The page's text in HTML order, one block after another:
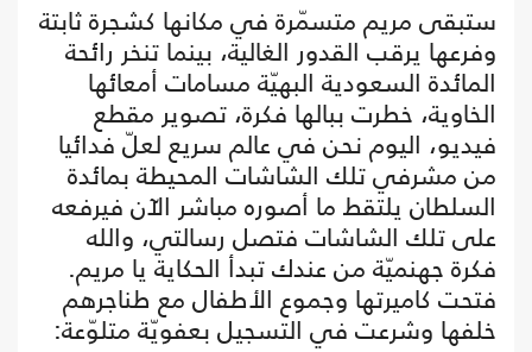
ستبقى مريم متسمّرة في مكانها كشجرة ثابتة
وفرعها يرقب القدور الغالية، بينما تنخر رائحة
المائدة السعودية البهيّة مسامات أمعائها
الخاوية، خطرت ببالها فكرة، تصوير مقطع
فيديو، اليوم نحن في عالم سريع لعلّ فدائيا
من مشرفي تلك الشاشات المحيطة بمائدة
السلطان يلتقط ما أصوره مباشر الآن فيرفعه
على تلك الشاشات فتصل رسالتي، والله
فكرة جهنميّة من عندك تبدأ الحكاية يا مريم.
فتحت كاميرتها وجموع الأطفال مع طناجرهم
خلفها وشرعت في التسجيل بعفويّة متلوّعة: